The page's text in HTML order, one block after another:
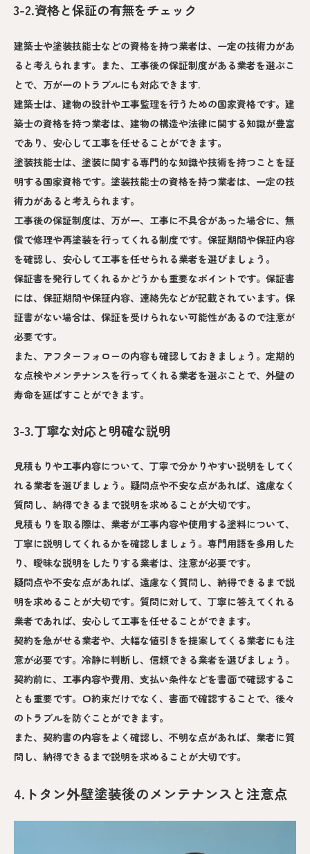
3-2.資格と保証の有無をチェック
建築士や塗装技能士などの資格を持つ業者は、一定の技術力があ
ると考えられます。また、工事後の保証制度がある業者を選ぶこ
とで、万が一のトラブルにも対応できます.
建築士は、建物の設計や工事監理を行うための国家資格です。建
築士の資格を持つ業者は、建物の構造や法律に関する知識が豊富
であり、安心して工事を任せることができます。
塗装技能士は、塗装に関する専門的な知識や技術を持つことを証
明する国家資格です。塗装技能士の資格を持つ業者は、一定の技
術力があると考えられます。
工事後の保証制度は、万が一、工事に不具合があった場合に、無
償で修理や再塗装を行ってくれる制度です。保証期間や保証内容
を確認し、安心して工事を任せられる業者を選びましょう。
保証書を発行してくれるかどうかも重要なポイントです。保証書
には、保証期間や保証内容、連絡先などが記載されています。保
証書がない場合は、保証を受けられない可能性があるので注意が
必要です。
また、アフターフォローの内容も確認しておきましょう。定期的
な点検やメンテナンスを行ってくれる業者を選ぶことで、外壁の
寿命を延ばすことができます。
3-3.丁寧な対応と明確な説明
見積もりや工事内容について、丁寧で分かりやすい説明をしてく
れる業者を選びましょう。疑問点や不安な点があれば、遠慮なく
質問し、納得できるまで説明を求めることが大切です。
見積もりを取る際は、業者が工事内容や使用する塗料について、
丁寧に説明してくれるかを確認しましょう。専門用語を多用した
り、曖昧な説明をしたりする業者は、注意が必要です。
疑問点や不安な点があれば、遠慮なく質問し、納得できるまで説
明を求めることが大切です。質問に対して、丁寧に答えてくれる
業者であれば、安心して工事を任せることができます。
契約を急がせる業者や、大幅な値引きを提案してくる業者にも注
意が必要です。冷静に判断し、信頼できる業者を選びましょう。
契約前に、工事内容や費用、支払い条件などを書面で確認するこ
とも重要です。口約束だけでなく、書面で確認することで、後々
のトラブルを防ぐことができます。
また、契約書の内容をよく確認し、不明な点があれば、業者に質
問し、納得できるまで説明を求めることが大切です。
4.トタン外壁塗装後のメンテナンスと注意点